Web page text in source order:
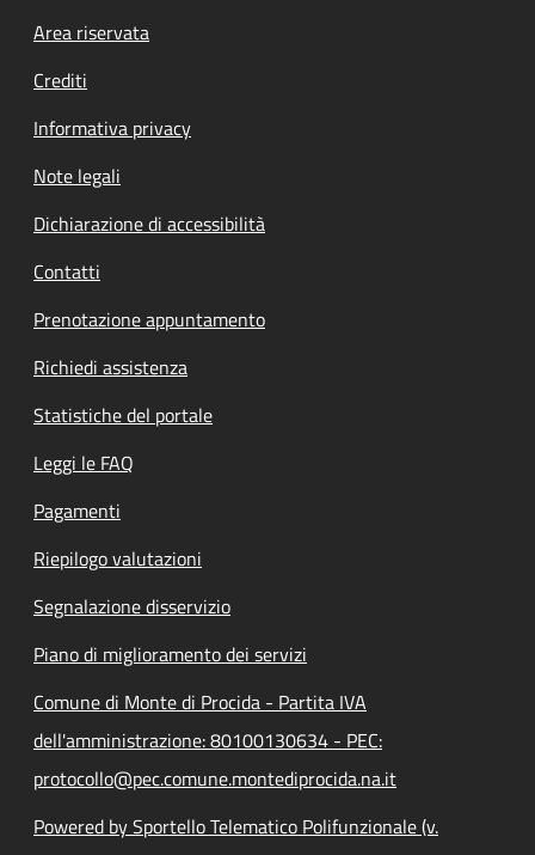
Footer menu
Area riservata
Crediti
Informativa privacy
Note legali
Dichiarazione di accessibilità
Contatti
Prenotazione appuntamento
Richiedi assistenza
Statistiche del portale
Leggi le FAQ
Pagamenti
Riepilogo valutazioni
Segnalazione disservizio
Piano di miglioramento dei servizi
Comune di Monte di Procida - Partita IVA
dell'amministrazione: 80100130634 - PEC:
protocollo@pec.comune.montediprocida.na.it
Powered by Sportello Telematico Polifunzionale (v.